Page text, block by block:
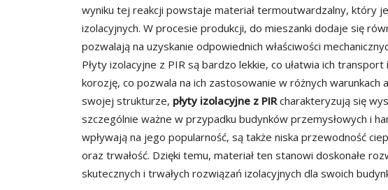
wyniku tej reakcji powstaje materiał termoutwardzalny, który
izolacyjnych. W procesie produkcji, do mieszanki dodaje się
pozwalają na uzyskanie odpowiednich właściwości
Płyty izolacyjne z PIR są bardzo lekkie, co ułatwia ich
korozję, co pozwala na ich zastosowanie w różnych
swojej strukturze, płyty izolacyjne z PIRcharakteryzują się
szczególnie ważne w przypadku budynków przemysłowych i
wpływają na jego popularność, są także niska przewodność
oraz trwałość. Dzięki temu, materiał ten stanowi doskonałe
skutecznych i trwałych rozwiązań izolacyjnych dla swoich